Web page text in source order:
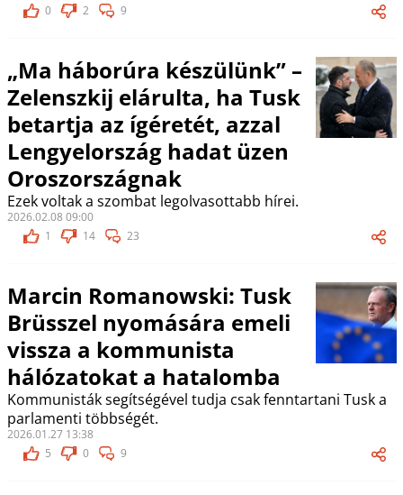
0
2 9
„Ma háborúra készülünk” –
Zelenszkij elárulta, ha Tusk
betartja az ígéretét, azzal
Lengyelország hadat üzen
Oroszországnak
Ezek voltak a szombat legolvasottabb hírei.
2026.02.08 09:00
1
14 23
Marcin Romanowski: Tusk
Brüsszel nyomására emeli
vissza a kommunista
hálózatokat a hatalomba
Kommunisták segítségével tudja csak fenntartani Tusk a
parlamenti többségét.
2026.01.27 13:38
5
0 9